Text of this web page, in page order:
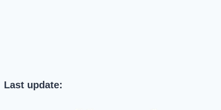
Last update: